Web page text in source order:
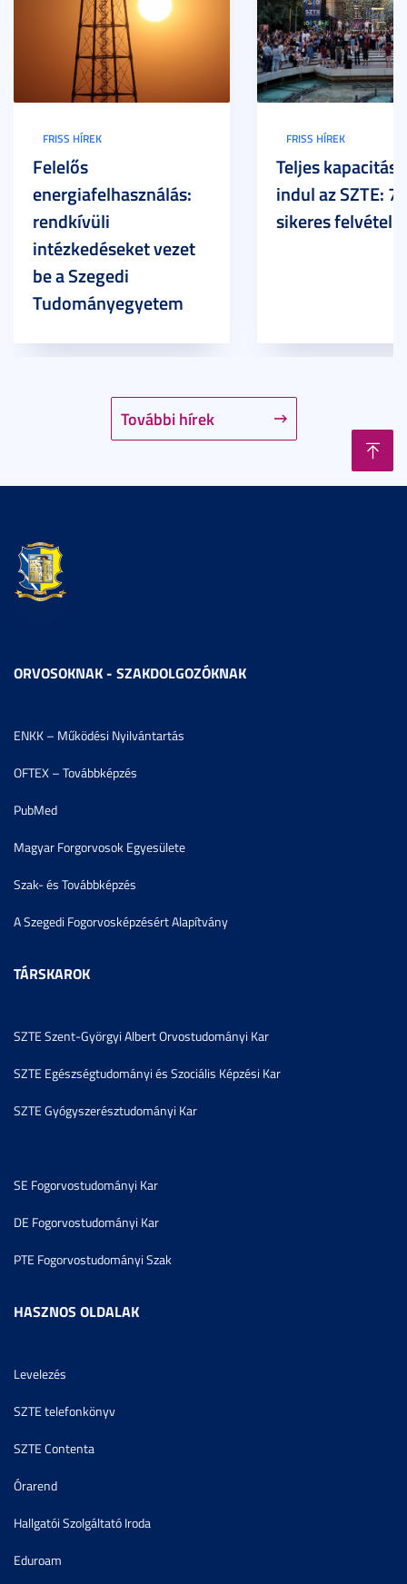
További hírek
FRISS HÍREK
Felelős
energiafelhasználás:
rendkívüli
intézkedéseket vezet
be a Szegedi
Tudományegyetem
FRISS HÍREK
Teljes
indul az SZTE:
sikeres
ORVOSOKNAK - SZAKDOLGOZÓKNAK
ENKK – Működési Nyilvántartás
OFTEX – Továbbképzés
PubMed
Magyar Forgorvosok Egyesülete
Szak- és Továbbképzés
A Szegedi Fogorvosképzésért Alapítvány
TÁRSKAROK
SZTE Szent-Györgyi Albert Orvostudományi Kar
SZTE Egészségtudományi és Szociális Képzési Kar
SZTE Gyógyszerésztudományi Kar
SE Fogorvostudományi Kar
DE Fogorvostudományi Kar
PTE Fogorvostudományi Szak
HASZNOS OLDALAK
Levelezés
SZTE telefonkönyv
SZTE Contenta
Órarend
Hallgatói Szolgáltató Iroda
Eduroam